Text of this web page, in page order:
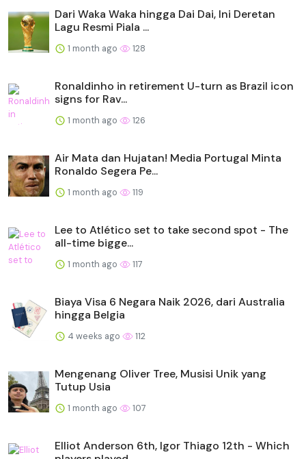
Dari Waka Waka hingga Dai Dai, Ini Deretan
Lagu Resmi Piala ...
1 month ago 128
Ronaldinho in retirement U-turn as Brazil icon
signs for Rav...
1 month ago 126
Air Mata dan Hujatan! Media Portugal Minta
Ronaldo Segera Pe...
1 month ago 119
Lee to Atlético set to take second spot - The
all-time bigge...
1 month ago 117
Biaya Visa 6 Negara Naik 2026, dari Australia
hingga Belgia
4 weeks ago 112
Mengenang Oliver Tree, Musisi Unik yang
Tutup Usia
1 month ago 107
Elliot Anderson 6th, Igor Thiago 12th - Which